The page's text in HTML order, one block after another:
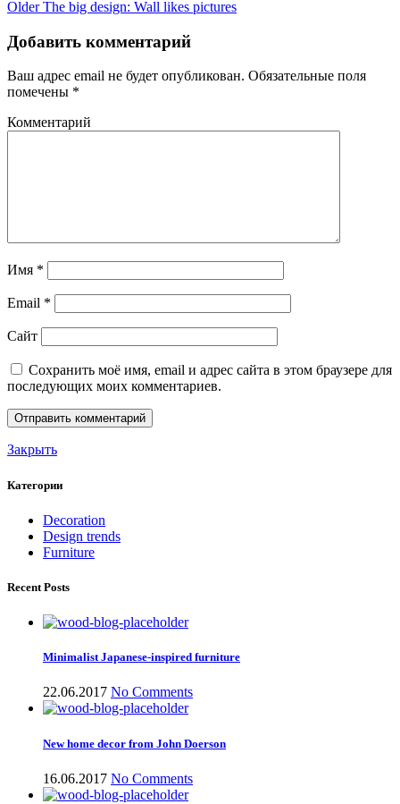
Older The big design: Wall likes pictures
Добавить комментарий
Ваш адрес email не будет опубликован. Обязательные поля
помечены *
Комментарий
Имя *
Email *
Сайт
Сохранить моё имя, email и адрес сайта в этом браузере для
последующих моих комментариев.
Закрыть
Категории
Decoration
Design trends
Furniture
Recent Posts
Minimalist Japanese-inspired furniture
22.06.2017 No Comments
New home decor from John Doerson
16.06.2017 No Comments